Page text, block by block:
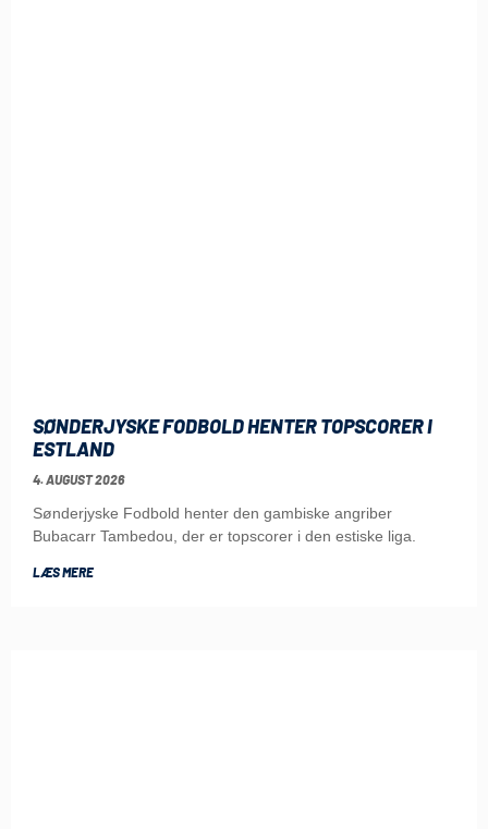
SØNDERJYSKE FODBOLD HENTER TOPSCORER I
ESTLAND
4. AUGUST 2026
Sønderjyske Fodbold henter den gambiske angriber
Bubacarr Tambedou, der er topscorer i den estiske liga.
LÆS MERE